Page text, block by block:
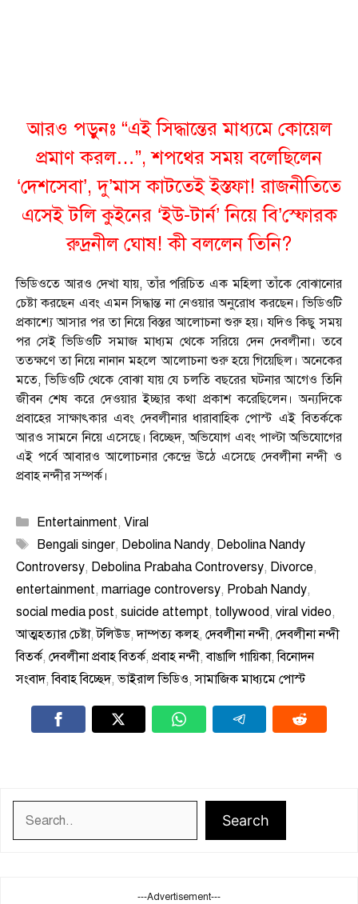
আরও পড়ুনঃ “এই সিদ্ধান্তের মাধ্যমে কোয়েল
প্রমাণ করল…”, শপথের সময় বলেছিলেন
‘দেশসেবা’, দু’মাস কাটতেই ইস্তফা! রাজনীতিতে
এসেই টলি কুইনের ‘ইউ-টার্ন’ নিয়ে বি’স্ফোরক
রুদ্রনীল ঘোষ! কী বললেন তিনি?
ভিডিওতে আরও দেখা যায়, তাঁর পরিচিত এক মহিলা তাঁকে বোঝানোর
চেষ্টা করছেন এবং এমন সিদ্ধান্ত না নেওয়ার অনুরোধ করছেন। ভিডিওটি
প্রকাশ্যে আসার পর তা নিয়ে বিস্তর আলোচনা শুরু হয়। যদিও কিছু সময়
পর সেই ভিডিওটি সমাজ মাধ্যম থেকে সরিয়ে দেন দেবলীনা। তবে
ততক্ষণে তা নিয়ে নানান মহলে আলোচনা শুরু হয়ে গিয়েছিল। অনেকের
মতে, ভিডিওটি থেকে বোঝা যায় যে চলতি বছরের ঘটনার আগেও তিনি
জীবন শেষ করে দেওয়ার ইচ্ছার কথা প্রকাশ করেছিলেন। অন্যদিকে
প্রবাহের সাক্ষাৎকার এবং দেবলীনার ধারাবাহিক পোস্ট এই বিতর্ককে
আরও সামনে নিয়ে এসেছে। বিচ্ছেদ, অভিযোগ এবং পাল্টা অভিযোগের
এই পর্বে আবারও আলোচনার কেন্দ্রে উঠে এসেছে দেবলীনা নন্দী ও
প্রবাহ নন্দীর সম্পর্ক।
Categories
Entertainment, Viral
Tags
Bengali singer, Debolina Nandy, Debolina Nandy
Controversy, Debolina Prabaha Controversy, Divorce,
entertainment, marriage controversy, Probah Nandy,
social media post, suicide attempt, tollywood, viral video,
আত্মহত্যার চেষ্টা,টলিউড,দাম্পত্য কলহ, দেবলীনা নন্দী, দেবলীনা নন্দী
বিতর্ক, দেবলীনা প্রবাহ বিতর্ক, প্রবাহ নন্দী,বাঙালি গায়িকা,বিনোদন
সংবাদ,বিবাহ বিচ্ছেদ,ভাইরাল ভিডিও,সামাজিক মাধ্যমে পোস্ট
Search
---Advertisement---